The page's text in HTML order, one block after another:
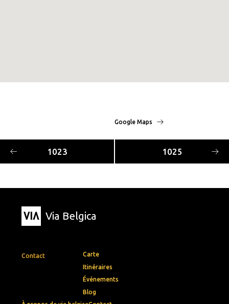
Google Maps
1023 1025
Via Belgica
Contact
Carte
Itinéraires
Événements
Blog